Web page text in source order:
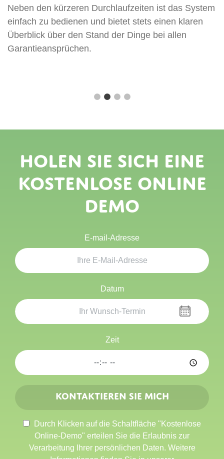
Neben den kürzeren Durchlaufzeiten ist das System
einfach zu bedienen und bietet stets einen klaren
Überblick über den Stand der Dinge bei allen
Garantieansprüchen.
Holen Sie sich eine
kostenlose Online
Demo
E-mail-Adresse
Datum
Zeit
Kontaktieren Sie mich
Durch Klicken auf die Schaltfläche "Kostenlose
Online-Demo" erteilen Sie die Erlaubnis zur
Verarbeitung Ihrer persönlichen Daten. Weitere